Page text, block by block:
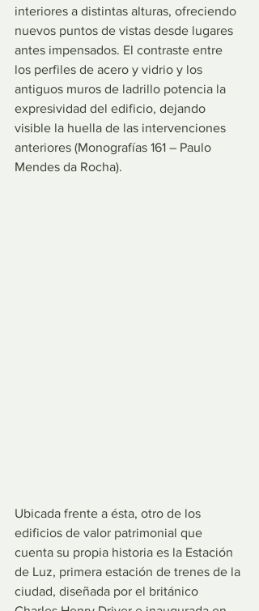
interiores a distintas alturas, ofreciendo
nuevos puntos de vistas desde lugares
antes impensados. El contraste entre
los perfiles de acero y vidrio y los
antiguos muros de ladrillo potencia la
expresividad del edificio, dejando
visible la huella de las intervenciones
anteriores (Monografías 161 – Paulo
Mendes da Rocha).
Ubicada frente a ésta, otro de los
edificios de valor patrimonial que
cuenta su propia historia es la Estación
de Luz, primera estación de trenes de la
ciudad, diseñada por el británico